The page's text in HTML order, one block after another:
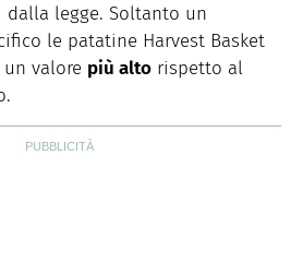
legge. Soltanto un
le patatine Harvest Basket
valore più alto rispetto al